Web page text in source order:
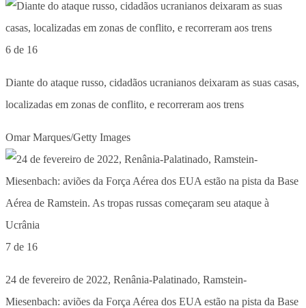
6 de 16
Diante do ataque russo, cidadãos ucranianos deixaram as suas casas,
localizadas em zonas de conflito, e recorreram aos trens
Omar Marques/Getty Images
7 de 16
24 de fevereiro de 2022, Renânia-Palatinado, Ramstein-
Miesenbach: aviões da Força Aérea dos EUA estão na pista da Base